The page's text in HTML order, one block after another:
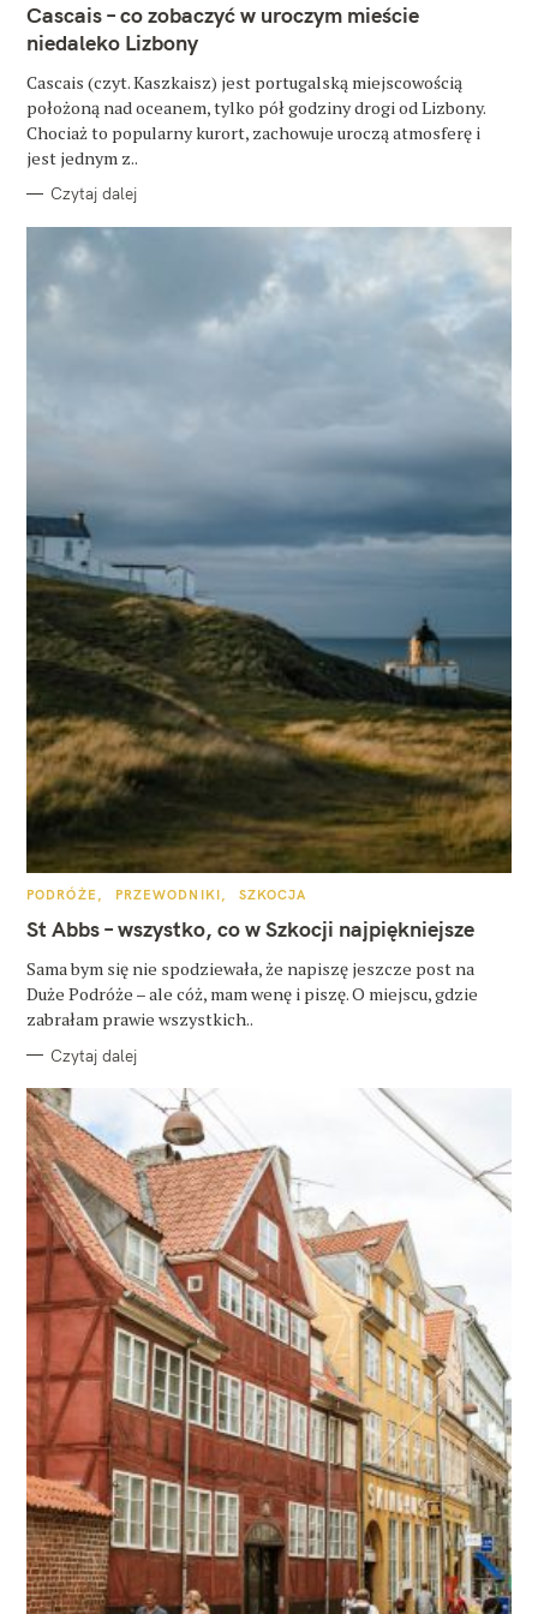
T
E
G
O
I
Cascais – co zobaczyć w uroczym mieście
niedaleko Lizbony
Cascais (czyt. Kaszkaisz) jest portugalską miejscowością
położoną nad oceanem, tylko pół godziny drogi od Lizbony.
Chociaż to popularny kurort, zachowuje uroczą atmosferę i
jest jednym z..
Czytaj dalej
K
T
E
O
R
I
PODRÓŻE PRZEWODNIKI SZKOCJA
St Abbs – wszystko, co w Szkocji najpiękniejsze
Sama bym się nie spodziewała, że napiszę jeszcze post na
Duże Podróże – ale cóż, mam wenę i piszę. O miejscu, gdzie
zabrałam prawie wszystkich..
Czytaj dalej
a
j
: